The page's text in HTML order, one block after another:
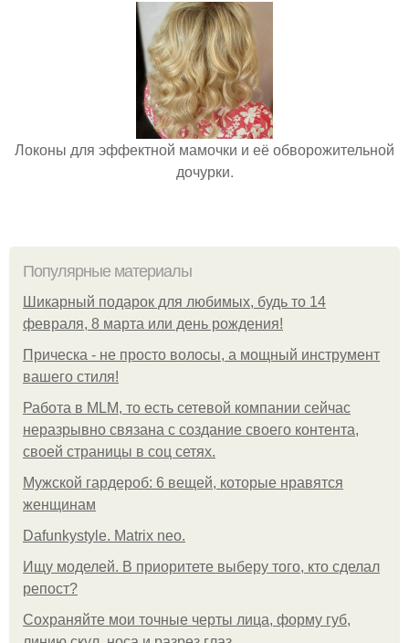
Локоны для эффектной мамочки и её обворожительной
дочурки.
Популярные материалы
Шикарный подарок для любимых, будь то 14
февраля, 8 марта или день рождения!
Прическа - не просто волосы, а мощный инструмент
вашего стиля!
Работа в MLM, то есть сетевой компании сейчас
неразрывно связана с создание своего контента,
своей страницы в соц сетях.
Мужской гардероб: 6 вещей, которые нравятся
женщинам
Dafunkystyle. Matrix neo.
Ищу моделей. В приоритете выберу того, кто сделал
репост?
Сохраняйте мои точные черты лица, форму губ,